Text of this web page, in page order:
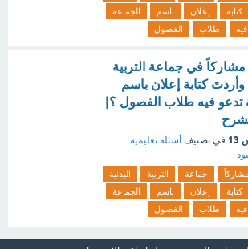
كتابة إعلان باسم
الجماعة
فيه طلاب الفصول
مشاركاً في جماعة التربية
، وأردتَ كتابة إعلان باسم
تدعو فيه طلاب الفصول ؟|
في تصنيف أسئلة تعليمية
مشاركاً جماعة التربية
البدنية
كتابة إعلان باسم
الجماعة
فيه طلاب الفصول